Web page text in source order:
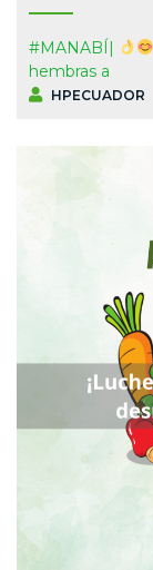
#MANABÍ|
hembras a
HPECUADOR